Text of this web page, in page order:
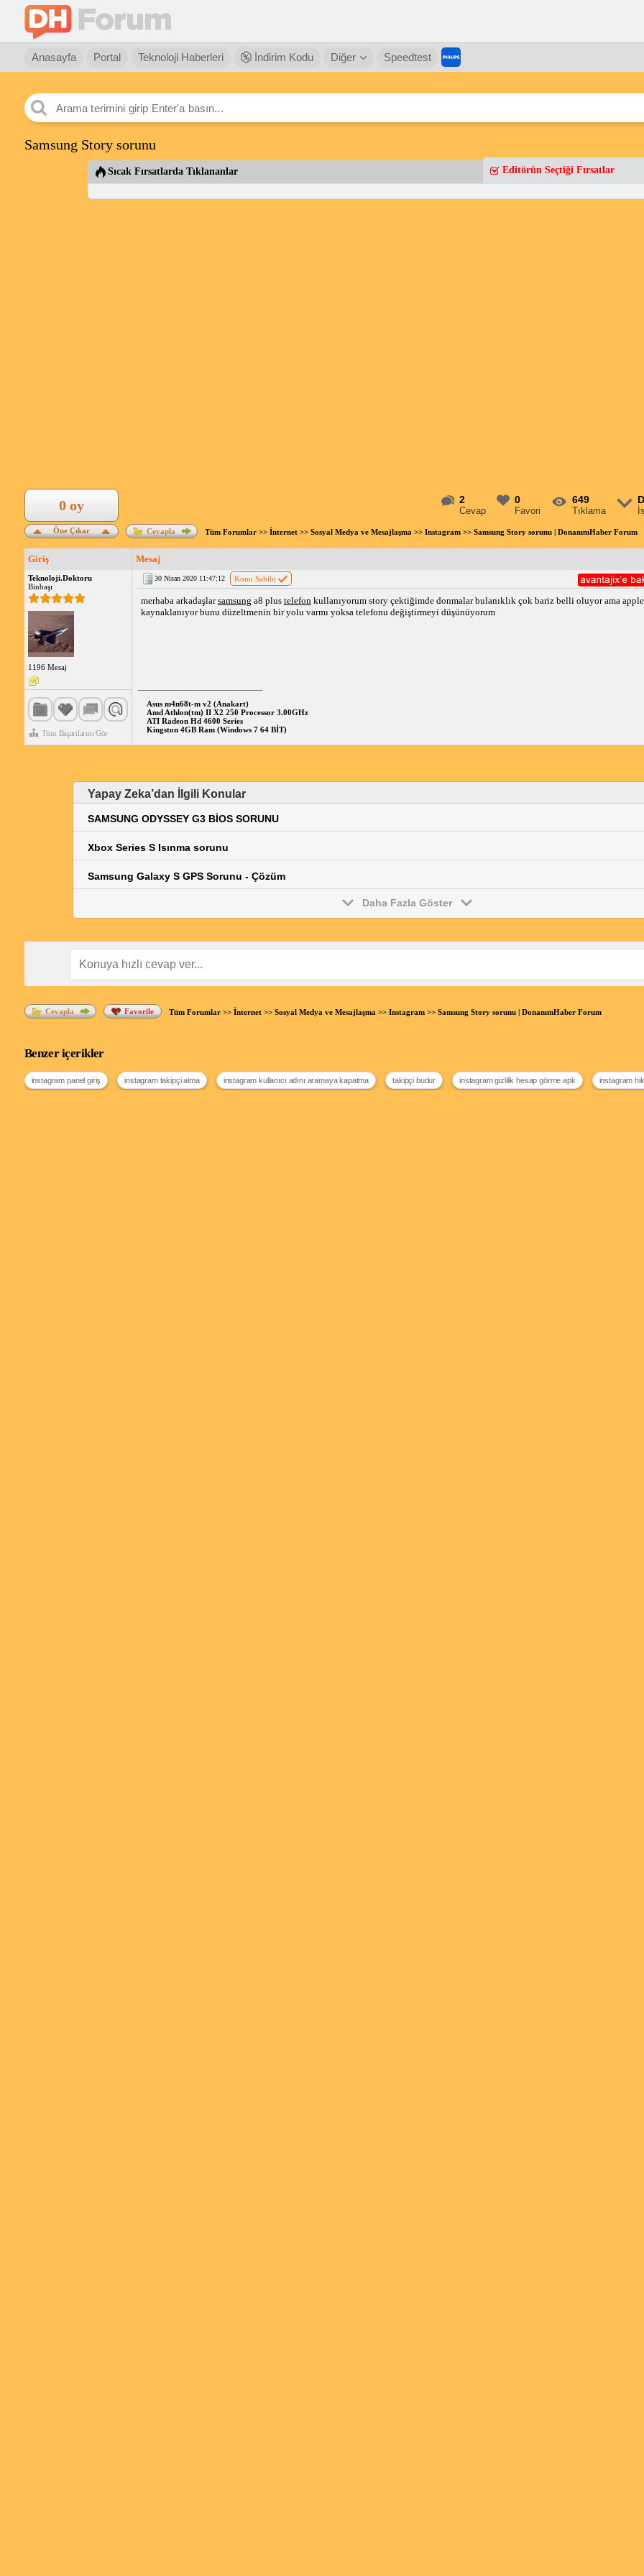
Anasayfa Portal Teknoloji Haberleri İndirim Kodu Diğer Speedtest
Samsung Story sorunu
Sıcak Fırsatlarda Tıklananlar Editörün Seçtiği Fırsatlar
2
Cevap
0
Favori
649
Tıklama
Öne Çıkar
0 oy
Cevapla Tüm Forumlar>> İnternet>> Sosyal Medya ve Mesajlaşma >> Instagram>> Samsung Story sorunu | DonanımHaber Forum
Giriş Mesaj
Teknoloji.Doktoru
Binbaşı
1196 Mesaj
Tüm Başarılarını Gör
30 Nisan 2020 11:47:12 Konu Sahibi
merhaba arkadaşlarsamsung a8 plus telefonkullanıyorum story çektiğimde donmalar bulanıklık çok bariz belli oluyor ama apple
kaynaklanıyor bunu düzeltmenin bir yolu varmı yoksa telefonu değiştirmeyi düşünüyorum
Asus m4n68t-m v2 (Anakart)
Amd Athlon(tm) II X2 250 Processor 3.00GHz
ATI Radeon Hd 4600 Series
Kingston 4GB Ram (Windows 7 64 BİT)
Yapay Zeka’dan İlgili Konular
SAMSUNG ODYSSEY G3 BİOS SORUNU
Xbox Series S Isınma sorunu
Samsung Galaxy S GPS Sorunu - Çözüm
Daha Fazla Göster
Cevapla Favorile Tüm Forumlar>> İnternet>> Sosyal Medya ve Mesajlaşma >> Instagram>> Samsung Story sorunu | DonanımHaber Forum
Benzer içerikler
instagram panel giriş instagram takipçi alma instagram kullanıcı adını aramaya kapatma takipçi budur instagram gizlilik hesap görme apk instagram